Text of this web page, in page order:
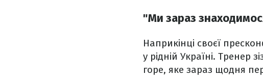
"Ми зараз
Наприкінці своєї
у рідній Україні.
горе, яке зараз щодня